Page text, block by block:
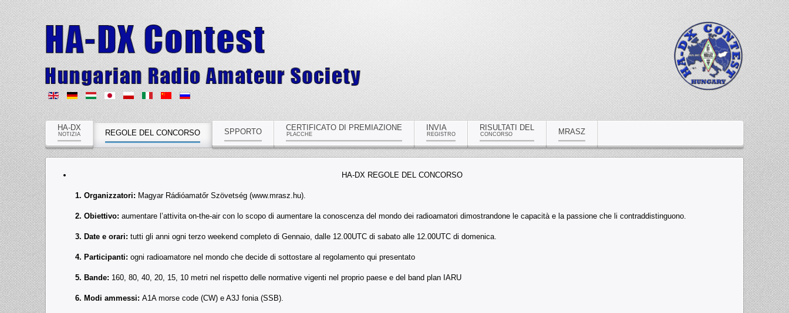
HA-DX
NOTIZIA REGOLE DEL CONCORSO SPPORTO CERTIFICATO DI PREMIAZIONE
PLACCHE
INVIA
REGISTRO
RISULTATI DEL
CONCORSO MRASZ
HA-DX REGOLE DEL CONCORSO
1. Organizzatori: Magyar Rádióamatőr Szövetség (www.mrasz.hu).
2. Obiettivo: aumentare l’attivita on-the-air con lo scopo di aumentare la conoscenza del mondo dei radioamatori dimostrandone le capacità e la passione che li contraddistinguono.
3. Date e orari: tutti gli anni ogni terzo weekend completo di Gennaio, dalle 12.00UTC di sabato alle 12.00UTC di domenica.
4. Participanti: ogni radioamatore nel mondo che decide di sottostare al regolamento qui presentato
5. Bande: 160, 80, 40, 20, 15, 10 metri nel rispetto delle normative vigenti nel proprio paese e del band plan IARU
6. Modi ammessi: A1A morse code (CW) e A3J fonia (SSB).